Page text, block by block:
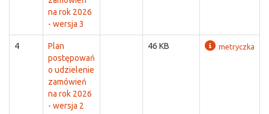
na rok 2026
- wersja 3
4
Plan
postępowań
o udzielenie
zamówień
na rok 2026
- wersja 2
46 KB metryczka